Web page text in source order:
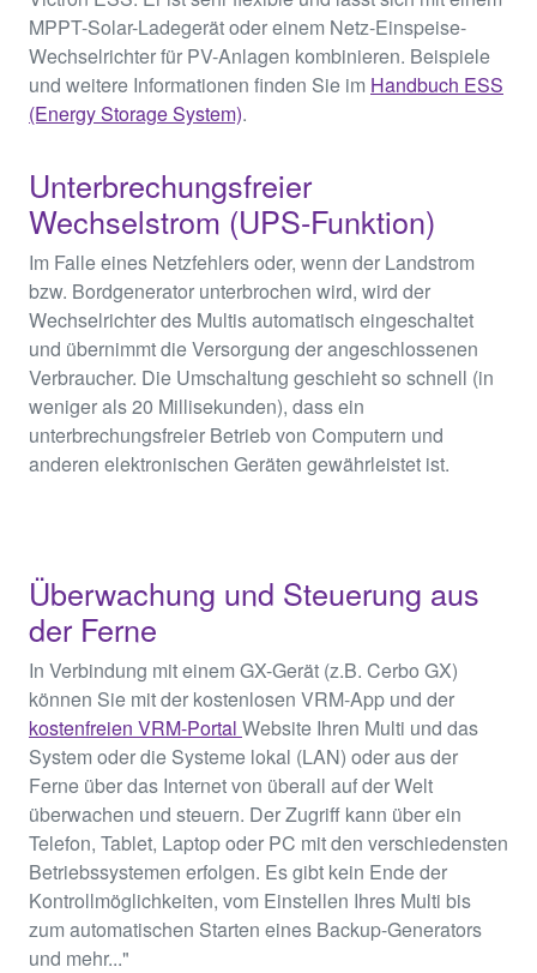
MPPT-Solar-Ladegerät oder einem Netz-Einspeise-
Wechselrichter für PV-Anlagen kombinieren. Beispiele
und weitere Informationen finden Sie im Handbuch ESS
(Energy Storage System).
Unterbrechungsfreier
Wechselstrom (UPS-Funktion)
Im Falle eines Netzfehlers oder, wenn der Landstrom
bzw. Bordgenerator unterbrochen wird, wird der
Wechselrichter des Multis automatisch eingeschaltet
und übernimmt die Versorgung der angeschlossenen
Verbraucher. Die Umschaltung geschieht so schnell (in
weniger als 20 Millisekunden), dass ein
unterbrechungsfreier Betrieb von Computern und
anderen elektronischen Geräten gewährleistet ist.
Überwachung und Steuerung aus
der Ferne
In Verbindung mit einem GX-Gerät (z.B. Cerbo GX)
können Sie mit der kostenlosen VRM-App und der
kostenfreien VRM-Portal Website Ihren Multi und das
System oder die Systeme lokal (LAN) oder aus der
Ferne über das Internet von überall auf der Welt
überwachen und steuern. Der Zugriff kann über ein
Telefon, Tablet, Laptop oder PC mit den verschiedensten
Betriebssystemen erfolgen. Es gibt kein Ende der
Kontrollmöglichkeiten, vom Einstellen Ihres Multi bis
zum automatischen Starten eines Backup-Generators
und mehr..."